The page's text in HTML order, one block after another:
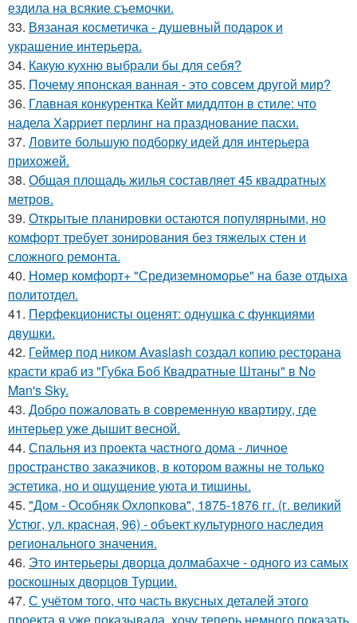
ездила на всякие съемочки.
33. Вязаная косметичка - душевный подарок и
украшение интерьера.
34. Какую кухню выбрали бы для себя?
35. Почему японская ванная - это совсем другой мир?
36. Главная конкурентка Кейт миддлтон в стиле: что
надела Харриет перлинг на празднование пасхи.
37. Ловите большую подборку идей для интерьера
прихожей.
38. Общая площадь жилья составляет 45 квадратных
метров.
39. Открытые планировки остаются популярными, но
комфорт требует зонирования без тяжелых стен и
сложного ремонта.
40. Номер комфорт+ "Средиземноморье" на базе отдыха
политотдел.
41. Перфекционисты оценят: однушка с функциями
двушки.
42. Геймер под ником Avaslash создал копию ресторана
красти краб из "Губка Боб Квадратные Штаны" в No
Man's Sky.
43. Добро пожаловать в современную квартиру, где
интерьер уже дышит весной.
44. Спальня из проекта частного дома - личное
пространство заказчиков, в котором важны не только
эстетика, но и ощущение уюта и тишины.
45. "Дом - Особняк Охлопкова", 1875-1876 гг. (г. великий
Устюг, ул. красная, 96) - объект культурного наследия
регионального значения.
46. Это интерьеры дворца долмабахче - одного из самых
роскошных дворцов Турции.
47. С учётом того, что часть вкусных деталей этого